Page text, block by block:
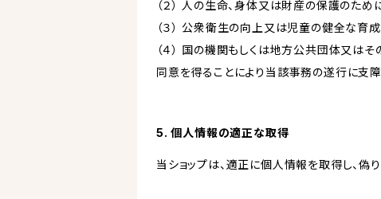
（２） 人の生命、身体又は財産の保護のた
（３） 公衆衛生の向上又は児童の健全な育
（４） 国の機関もしくは地方公共団体又は
同意を得ることにより当該事務の遂行に支
5. 個人情報の適正な取得
当ショップは、適正に個人情報を取得し、偽